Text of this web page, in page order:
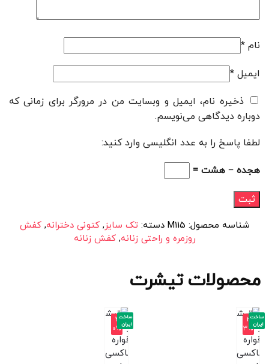
نام *
ایمیل *
ذخیره نام، ایمیل و وبسایت من در مرورگر برای زمانی که
دوباره دیدگاهی می‌نویسم.
لطفا پاسخ را به عدد انگلیسی وارد کنید:
هجده − هشت =
شناسه محصول: M115 دسته:تک سایز,کتونی دخترانه,کفش
روزمره و راحتی زنانه,کفش زنانه
محصولات تیشرت
-3
3%
ساخت
ایران
-4
0%
ساخت
ایران